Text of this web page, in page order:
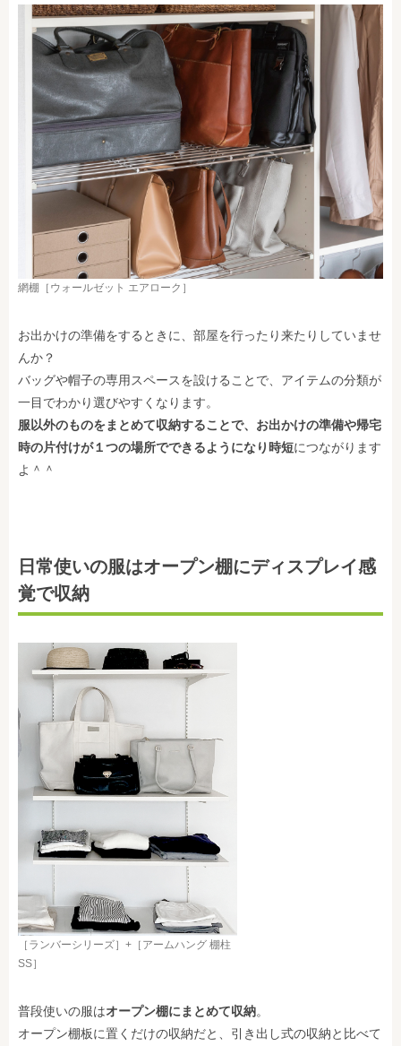
網棚［ウォールゼット エアローク］
お出かけの準備をするときに、部屋を行ったり来たりしていませ
んか？
バッグや帽子の専用スペースを設けることで、アイテムの分類が
一目でわかり選びやすくなります。
服以外のものをまとめて収納することで、お出かけの準備や帰宅
時の片付けが１つの場所でできるようになり時短につながります
よ＾＾
日常使いの服はオープン棚にディスプレイ感
覚で収納
［ランバーシリーズ］+［アームハング 棚柱
SS］
普段使いの服はオープン棚にまとめて収納。
オープン棚板に置くだけの収納だと、引き出し式の収納と比べて